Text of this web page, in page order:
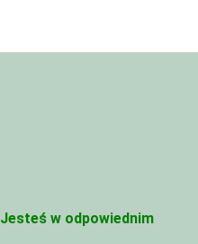
Jesteś w odpowiednim